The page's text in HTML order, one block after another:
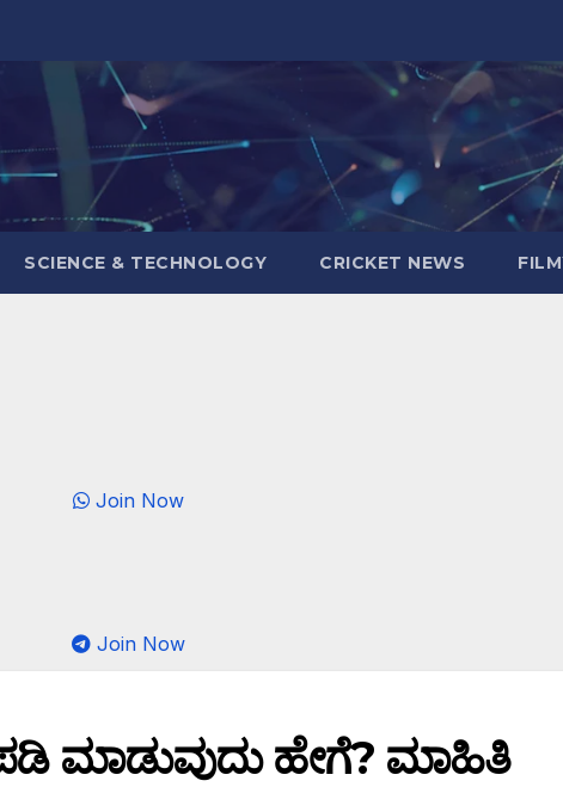
SCIENCE & TECHNOLOGY CRICKET NEWS
Join Now
Join Now
ಮಾಡುವುದು ಹೇಗೆ? ಮಾಹಿತಿ